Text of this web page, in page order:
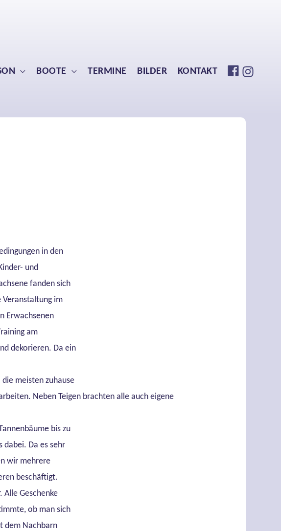
BOOTE TERMINE BILDER KONTAKT
in den
und
fanden sich
Veranstaltung im
Erwachsenen
am
dekorieren. Da ein
meisten zuhause
Neben Teigen brachten alle auch eigene
bis zu
Da es sehr
wir mehrere
beschäftigt.
Alle Geschenke
ob man sich
dem Nachbarn